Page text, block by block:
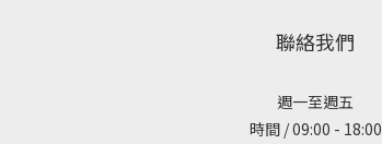
聯絡我們
週一至週五
時間 / 09:00 - 18:00